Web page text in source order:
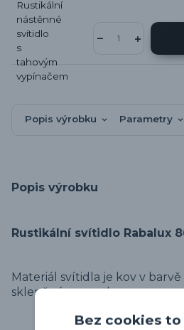
Popis výrobku Parametry
Popis výrobku
Rustikální svítidlo Rabalux
Materiál svítidla je kov v
skleněné se vzorkem.
Bez cookies to